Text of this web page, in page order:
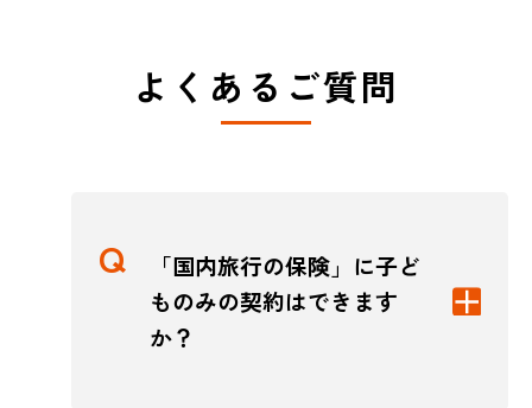
よくあるご質問
「国内旅行の保険」に子ど
ものみの契約はできます
か？